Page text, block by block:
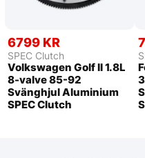
6799 KR
SPEC Clutch
Volkswagen Golf II 1.8L
8-valve 85-92
Svänghjul Aluminium
SPEC Clutch